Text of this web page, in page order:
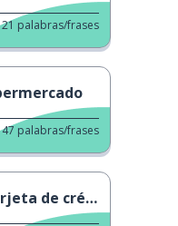
21 palabras/frases
47 palabras/frases
de crédito